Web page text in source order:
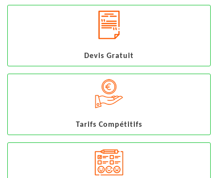
Devis Gratuit
Tarifs Compétitifs